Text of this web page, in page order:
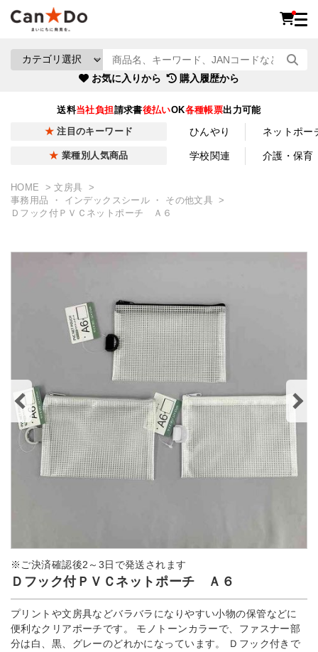
お気に入りから 購入履歴から
送料当社負担請求書後払いOK各種帳票出力可能
注目のキーワード ひんやり ネットポー
業種別人気商品 学校関連 介護・保育
HOME
文房具
事務用品 ・ インデックスシール ・ その他文具
Ｄフック付ＰＶＣネットポーチ Ａ６
※ご決済確認後2～3日で発送されます
Ｄフック付ＰＶＣネットポーチ Ａ６
プリントや文房具などバラバラになりやすい小物の保管などに
便利なクリアポーチです。 モノトーンカラーで、ファスナー部
分は白、黒、グレーのどれかになっています。 Ｄフック付きで